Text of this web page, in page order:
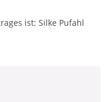
ist: Silke Pufahl